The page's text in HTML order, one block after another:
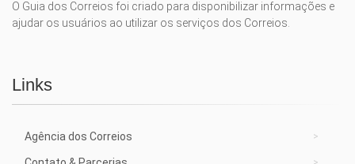
O Guia dos Correios foi criado para disponibilizar informações e
ajudar os usuários ao utilizar os serviços dos Correios.
Links
Agência dos Correios